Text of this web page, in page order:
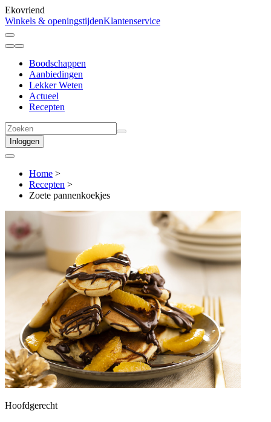
Ekovriend
Winkels & openingstijdenKlantenservice
Boodschappen
Aanbiedingen
Lekker Weten
Actueel
Recepten
Inloggen
Home >
Recepten >
Zoete pannenkoekjes
Hoofdgerecht